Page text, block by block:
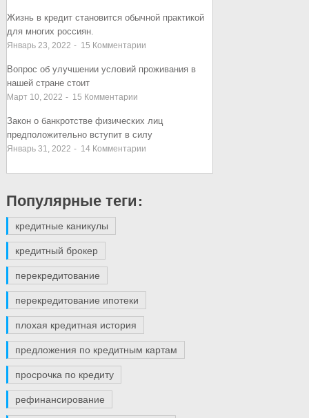
Жизнь в кредит становится обычной практикой
для многих россиян.
Январь 23, 2022 - 15 Комментарии
Вопрос об улучшении условий проживания в
нашей стране стоит
Март 10, 2022 - 15 Комментарии
Закон о банкротстве физических лиц
предположительно вступит в силу
Январь 31, 2022 - 14Комментарии
Популярные теги:
кредитные каникулы
кредитный брокер
перекредитование
перекредитование ипотеки
плохая кредитная история
предложения по кредитным картам
просрочка по кредиту
рефинансирование